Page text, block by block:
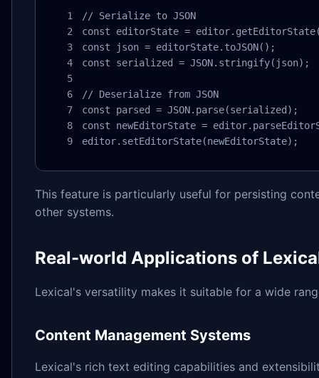
// Serialize to JSON
const editorState =
const json = editorState.toJSON();
const serialized = JSON.stringify(json);
// Deserialize from JSON
const parsed = JSON.parse(serialized);
const newEditorState =
editor.setEditorState(newEditorState);
This feature is particularly useful for persisting
other systems.
Real-world Applications of
Lexical's versatility makes it suitable for a wide
Content Management Systems
Lexical's rich text editing capabilities and